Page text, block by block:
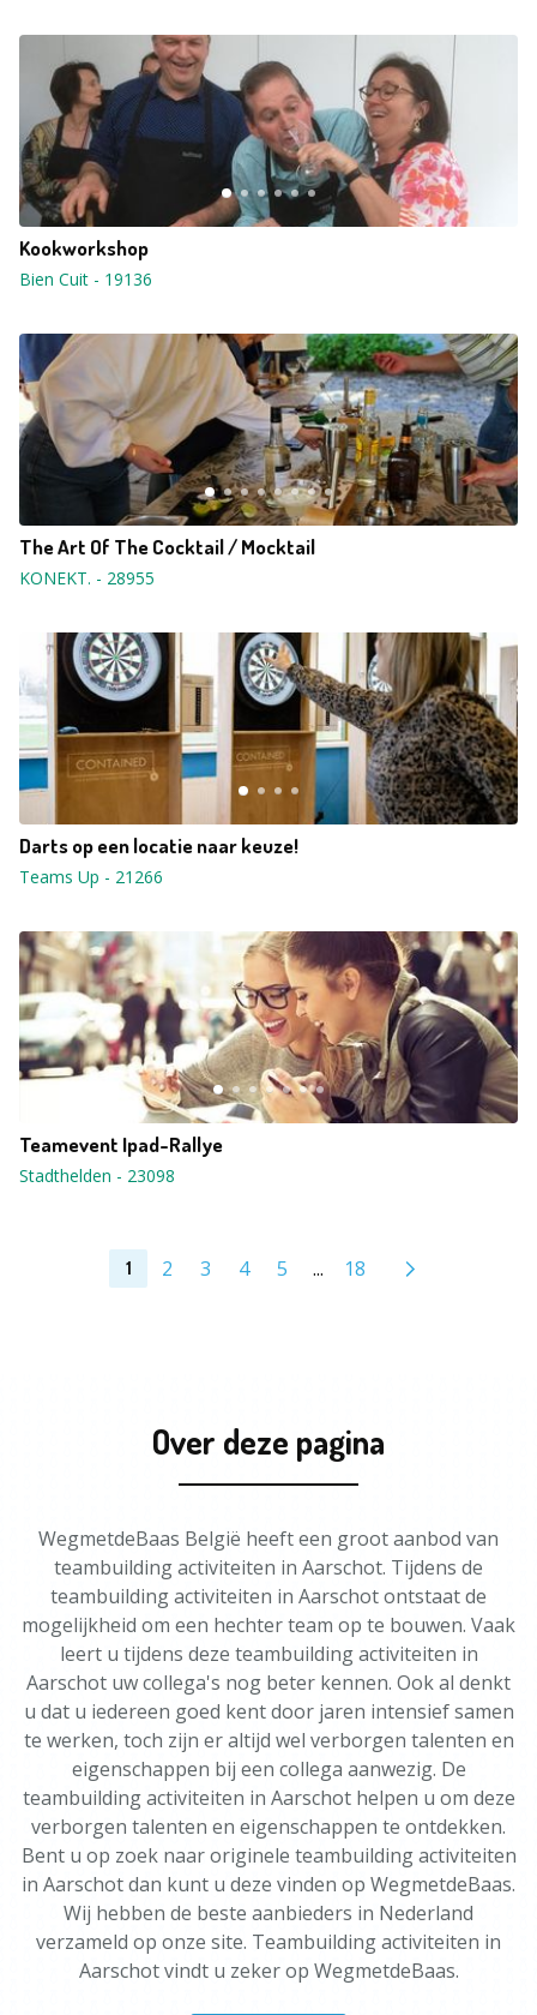
Kookworkshop
Bien Cuit - 19136
The Art Of The Cocktail / Mocktail
KONEKT. - 28955
Darts op een locatie naar keuze!
Teams Up - 21266
Teamevent Ipad-Rallye
Stadthelden - 23098
1 2 3 4 5 ... 18
Over deze pagina
WegmetdeBaas België heeft een groot aanbod van
teambuilding activiteiten in Aarschot. Tijdens de
teambuilding activiteiten in Aarschot ontstaat de
mogelijkheid om een hechter team op te bouwen. Vaak
leert u tijdens deze teambuilding activiteiten in
Aarschot uw collega's nog beter kennen. Ook al denkt
u dat u iedereen goed kent door jaren intensief samen
te werken, toch zijn er altijd wel verborgen talenten en
eigenschappen bij een collega aanwezig. De
teambuilding activiteiten in Aarschot helpen u om deze
verborgen talenten en eigenschappen te ontdekken.
Bent u op zoek naar originele teambuilding activiteiten
in Aarschot dan kunt u deze vinden op WegmetdeBaas.
Wij hebben de beste aanbieders in Nederland
verzameld op onze site. Teambuilding activiteiten in
Aarschot vindt u zeker op WegmetdeBaas.